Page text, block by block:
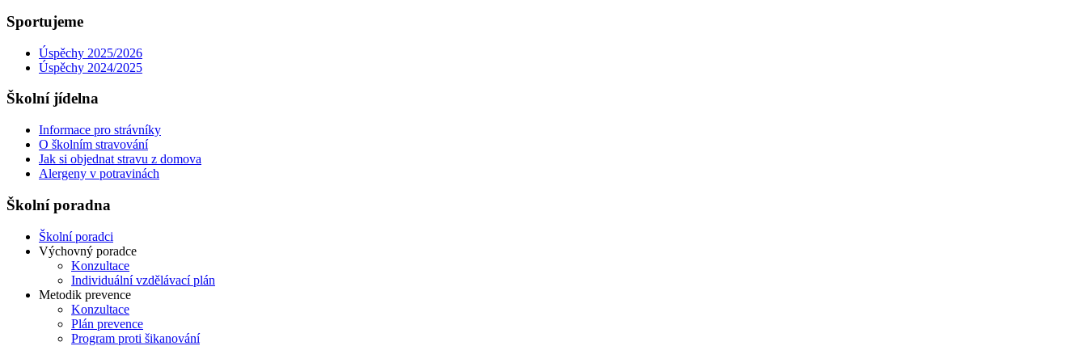
Sportujeme
Úspěchy 2025/2026
Úspěchy 2024/2025
Školní jídelna
Informace pro strávníky
O školním stravování
Jak si objednat stravu z domova
Alergeny v potravinách
Školní poradna
Školní poradci
Výchovný poradce
Konzultace
Individuální vzdělávací plán
Metodik prevence
Konzultace
Plán prevence
Program proti šikanování